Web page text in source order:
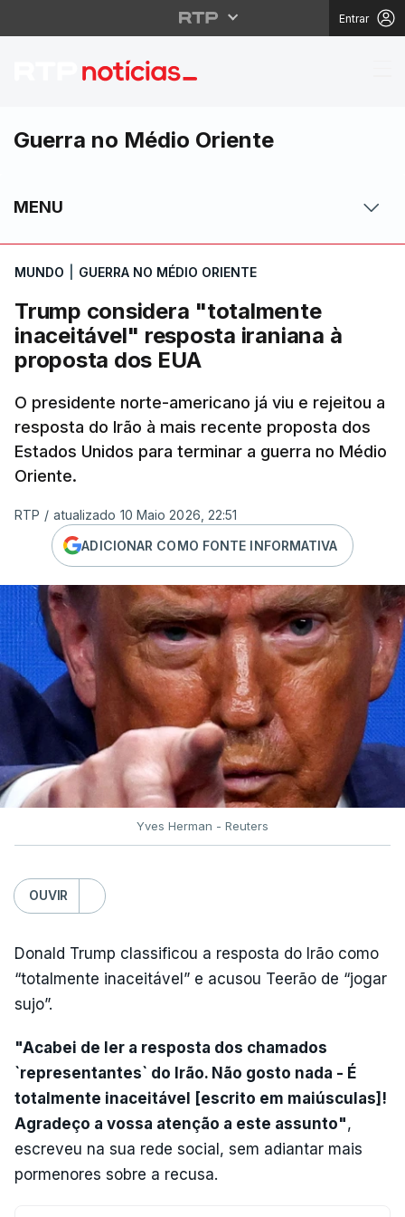
Entrar
Trump considera
Guerra no Médio Oriente
MENU
MUNDO GUERRA NO MÉDIO ORIENTE
Trump considera "totalmente
inaceitável" resposta iraniana à
proposta dos EUA
O presidente norte-americano já viu e rejeitou a
resposta do Irão à mais recente proposta dos
Estados Unidos para terminar a guerra no Médio
Oriente.
RTP / atualizado 10 Maio 2026, 22:51
ADICIONAR COMO FONTE INFORMATIVA
Yves Herman - Reuters
OUVIR
Donald Trump classificou a resposta do Irão como
“totalmente inaceitável” e acusou Teerão de “jogar
sujo”.
"Acabei de ler a resposta dos chamados
`representantes` do Irão. Não gosto nada - É
totalmente inaceitável [escrito em maiúsculas]!
Agradeço a vossa atenção a este assunto",
escreveu na sua rede social, sem adiantar mais
pormenores sobre a recusa.